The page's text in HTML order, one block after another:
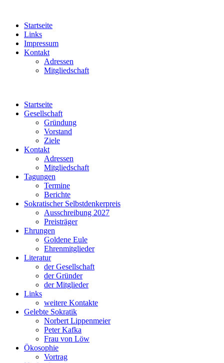
Startseite
Links
Impressum
Kontakt
Adressen
Mitgliedschaft
Startseite
Gesellschaft
Gründung
Vorstand
Ziele
Kontakt
Adressen
Mitgliedschaft
Tagungen
Termine
Berichte
Sokratischer Selbstdenkerpreis
Ausschreibung 2027
Preisträger
Ehrungen
Goldene Eule
Ehrenmitglieder
Literatur
der Gesellschaft
der Gründer
der Mitglieder
Links
weitere Kontakte
Gelebte Sokratik
Norbert Lippenmeier
Peter Kafka
Frau von Löw
Ökosophie
Vortrag